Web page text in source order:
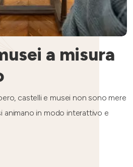
a misura
castelli e musei non sono mere
animano in modo interattivo e